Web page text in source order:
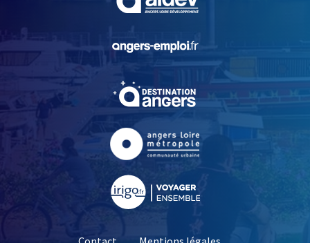
, Ouvre une nouvelle
, Ouvre une nouvelle